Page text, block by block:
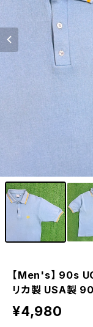
【Men's】 90s
リカ製 USA製
¥4,980